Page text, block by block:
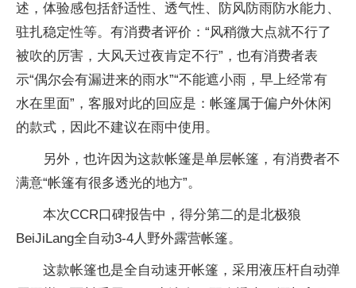
述，体验感包括舒适性、透气性、防风防雨防水能力、
驻扎稳定性等。有消费者评价：“风稍微大点就不行了
被吹的厉害，大风天过夜肯定不行”，也有消费者表
示“偶尔会有漏进来的雨水”“不能遮小雨，早上经常有
水在里面”，客服对此的回应是：帐篷属于偏户外休闲
的款式，因此不建议在雨中使用。
另外，也许因为这款帐篷是单层帐篷，有消费者不
满意“帐篷有很多透光的地方”。
本次CCR口碑报告中，得分第二的是北极狼
BeiJiLang全自动3-4人野外露营帐篷。
这款帐篷也是全自动速开帐篷，采用液压杆自动弹